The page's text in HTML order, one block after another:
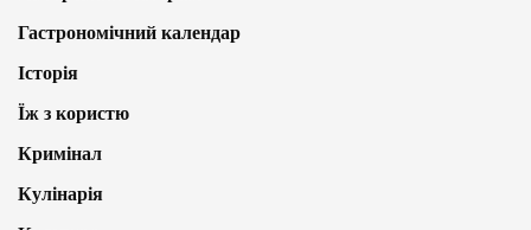
Гастрономічний календар
Історія
Їж з користю
Кримінал
Кулінарія